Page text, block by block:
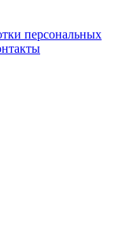
персональных